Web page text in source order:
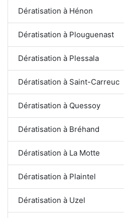
Dératisation à Hénon
Dératisation à Plouguenast
Dératisation à Plessala
Dératisation à Saint-Carreuc
Dératisation à Quessoy
Dératisation à Bréhand
Dératisation à La Motte
Dératisation à Plaintel
Dératisation à Uzel